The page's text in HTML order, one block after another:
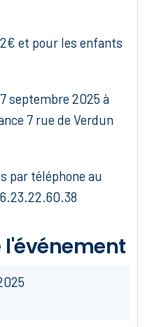
et pour les enfants
septembre 2025 à
7 rue de Verdun
par téléphone au
l'événement